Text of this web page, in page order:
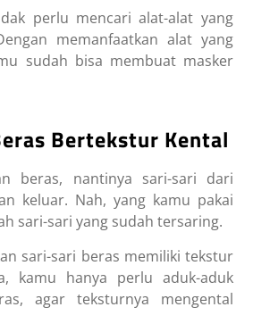
perlu mencari alat-alat yang
memanfaatkan alat yang
sudah bisa membuat masker
Bertekstur Kental
beras, nantinya sari-sari dari
keluar. Nah, yang kamu pakai
sari-sari yang sudah tersaring.
sari-sari beras memiliki tekstur
kamu hanya perlu aduk-aduk
agar teksturnya mengental